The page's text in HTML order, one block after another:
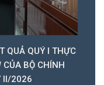
QUẢ QUÝ I THỰC
CỦA BỘ CHÍNH
II/2026